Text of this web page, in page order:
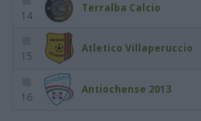
14
Terralba Calcio
15
Atletico Villaperuccio
16
Antiochense 2013